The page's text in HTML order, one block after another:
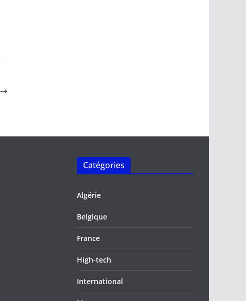
Catégories
Algérie
Belgique
France
High-tech
International